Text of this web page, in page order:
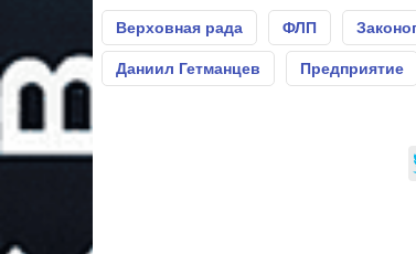
Верховная рада ФЛП
Даниил Гетманцев Предприятие